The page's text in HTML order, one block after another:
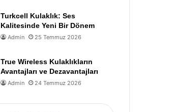
Turkcell Kulaklık: Ses
Kalitesinde Yeni Bir Dönem
Admin 25 Temmuz 2026
True Wireless Kulaklıkların
Avantajları ve Dezavantajları
Admin 24 Temmuz 2026